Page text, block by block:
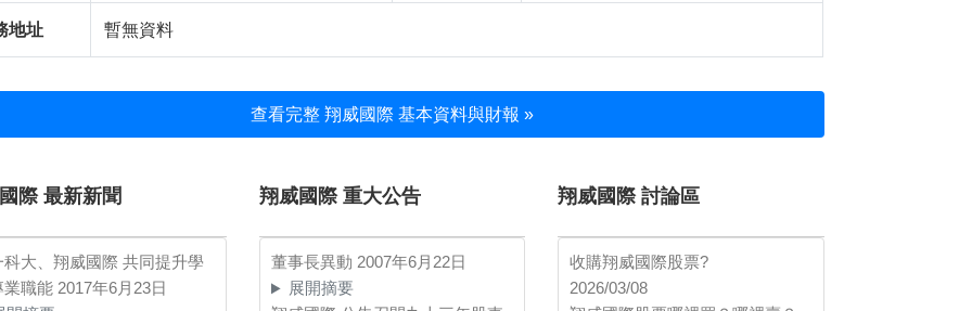
地址 暫無資料
查看完整 翔威國際 基本資料與財報 »
際 最新新聞
科大、翔威國際 共同提升學
業職能 2017年6月23日
翔威國際 重大公告
董事長異動 2007年6月22日
展開摘要
翔威國際 討論區
收購翔威國際股票?
2026/03/08